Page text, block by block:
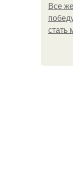
Все
стать